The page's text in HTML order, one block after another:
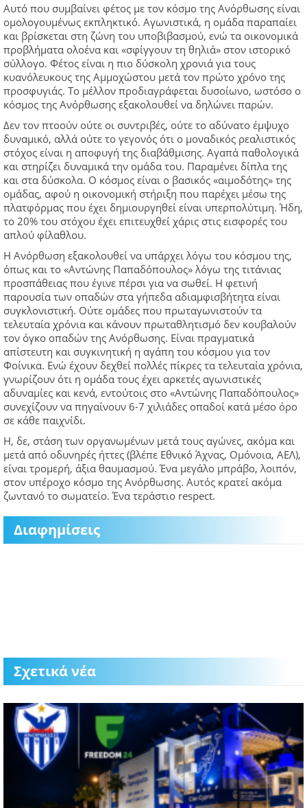
Αυτό που συμβαίνει φέτος με τον κόσμο της Ανόρθωσης είναι
ομολογουμένως εκπληκτικό. Αγωνιστικά, η ομάδα παραπαίει
και βρίσκεται στη ζώνη του υποβιβασμού, ενώ τα οικονομικά
προβλήματα ολοένα και «σφίγγουν τη θηλιά» στον ιστορικό
σύλλογο. Φέτος είναι η πιο δύσκολη χρονιά για τους
κυανόλευκους της Αμμοχώστου μετά τον πρώτο χρόνο της
προσφυγιάς. Το μέλλον προδιαγράφεται δυσοίωνο, ωστόσο ο
κόσμος της Ανόρθωσης εξακολουθεί να δηλώνει παρών.
Δεν τον πτοούν ούτε οι συντριβές, ούτε το αδύνατο έμψυχο
δυναμικό, αλλά ούτε το γεγονός ότι ο μοναδικός ρεαλιστικός
στόχος είναι η αποφυγή της διαβάθμισης. Αγαπά παθολογικά
και στηρίζει δυναμικά την ομάδα του. Παραμένει δίπλα της
και στα δύσκολα. Ο κόσμος είναι ο βασικός «αιμοδότης» της
ομάδας, αφού η οικονομική στήριξη που παρέχει μέσω της
πλατφόρμας που έχει δημιουργηθεί είναι υπερπολύτιμη. Ήδη,
το 20% του στόχου έχει επιτευχθεί χάρις στις εισφορές του
απλού φίλαθλου.
Η Ανόρθωση εξακολουθεί να υπάρχει λόγω του κόσμου της,
όπως και το «Αντώνης Παπαδόπουλος» λόγω της τιτάνιας
προσπάθειας που έγινε πέρσι για να σωθεί. Η φετινή
παρουσία των οπαδών στα γήπεδα αδιαμφισβήτητα είναι
συγκλονιστική. Ούτε ομάδες που πρωταγωνιστούν τα
τελευταία χρόνια και κάνουν πρωταθλητισμό δεν κουβαλούν
τον όγκο οπαδών της Ανόρθωσης. Είναι πραγματικά
απίστευτη και συγκινητική η αγάπη του κόσμου για τον
Φοίνικα. Ενώ έχουν δεχθεί πολλές πίκρες τα τελευταία χρόνια,
γνωρίζουν ότι η ομάδα τους έχει αρκετές αγωνιστικές
αδυναμίες και κενά, εντούτοις στο «Αντώνης Παπαδόπουλος»
συνεχίζουν να πηγαίνουν 6-7 χιλιάδες οπαδοί κατά μέσο όρο
σε κάθε παιχνίδι.
Η, δε, στάση των οργανωμένων μετά τους αγώνες, ακόμα και
μετά από οδυνηρές ήττες (βλέπε Εθνικό Άχνας, Ομόνοια, AEΛ),
είναι τρομερή, άξια θαυμασμού. Ένα μεγάλο μπράβο, λοιπόν,
στον υπέροχο κόσμο της Ανόρθωσης. Αυτός κρατεί ακόμα
ζωντανό το σωματείο. Ένα τεράστιο respect.
Διαφημίσεις
Σχετικά νέα